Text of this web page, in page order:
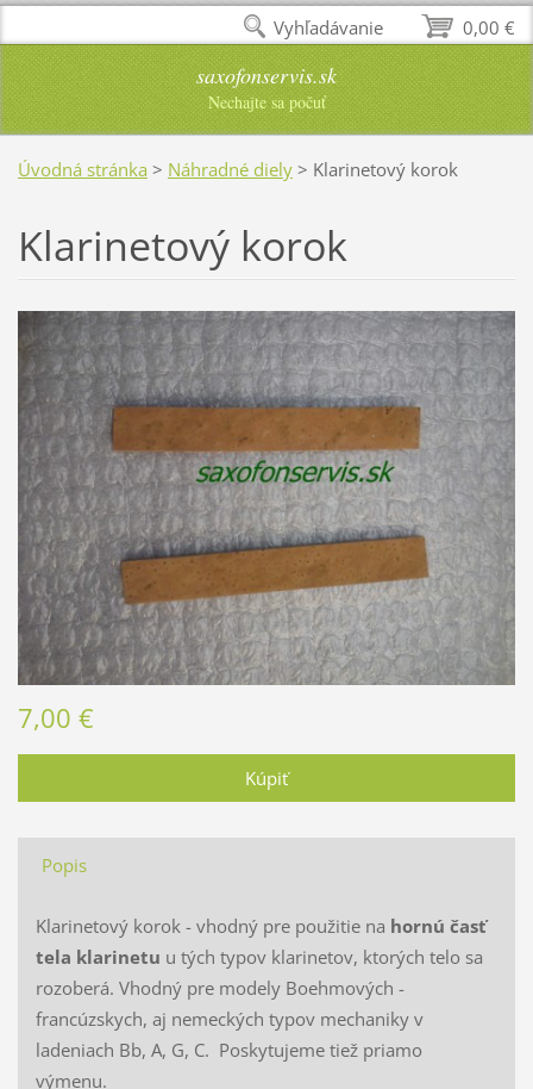
saxofonservis.sk
Nechajte sa počuť
Úvodná stránka > Náhradné diely > Klarinetový korok
Klarinetový korok
7,00 €
Popis
Klarinetový korok - vhodný pre použitie na hornú časť
tela klarinetu u tých typov klarinetov, ktorých telo sa
rozoberá. Vhodný pre modely Boehmových -
francúzskych, aj nemeckých typov mechaniky v
ladeniach Bb, A, G, C. Poskytujeme tiež priamo
výmenu.
0,00 €
Vyhľadávanie